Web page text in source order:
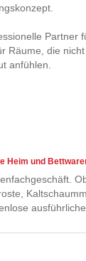
Partner
Räume, die
anfühlen.
Heim und